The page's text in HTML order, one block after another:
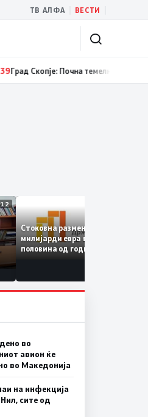
ТВ АЛФА ВЕСТИ
Нил, сите од Скопје
13:12
Стоковна размена од 10,5
милијарди евра во првата
половина од годината –
во
авион ќе
во Македонија
на инфекција
сите од